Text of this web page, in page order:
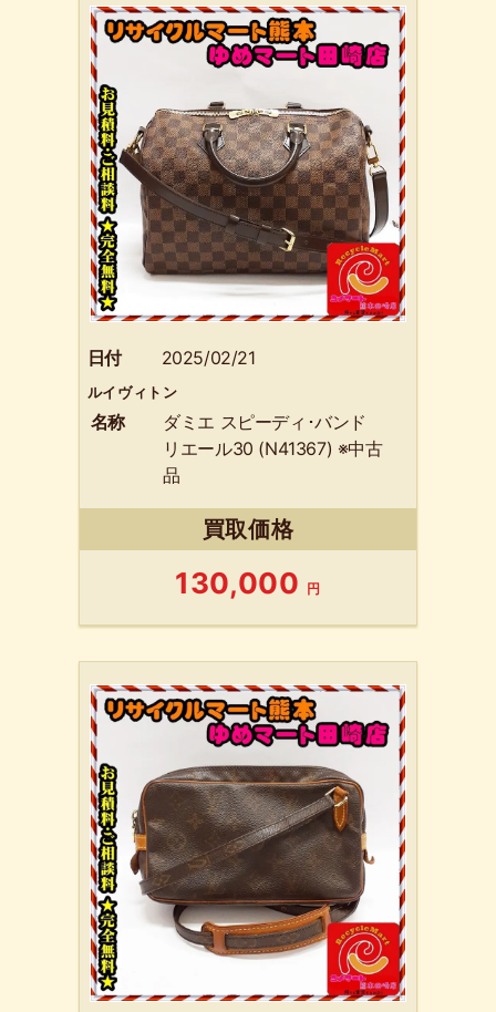
日付 2025/02/21
ルイヴィトン
名称
ダミエ スピーディ･バンド
リエール30 (N41367) ※中古
品
買取価格
130,000 円